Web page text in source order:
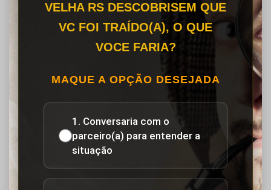
VELHA RS DESCOBRISEM QUE
VC FOI TRAÍDO(A), O QUE
VOCE FARIA?
MAQUE A OPÇÃO DESEJADA
1. Conversaria com o
parceiro(a) para entender a
situação